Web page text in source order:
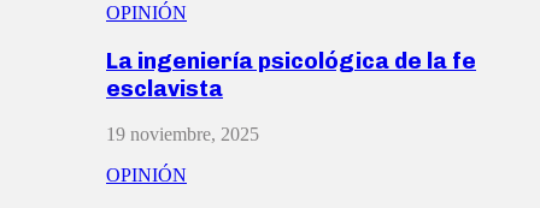
OPINIÓN
La ingeniería psicológica de la fe
esclavista
19 noviembre, 2025
OPINIÓN